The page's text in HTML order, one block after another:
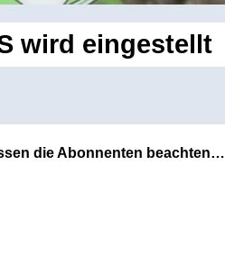
wird eingestellt
die Abonnenten beachten…